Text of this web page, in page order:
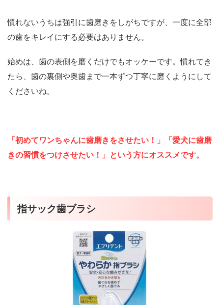
慣れないうちは強引に歯磨きをしがちですが、一度に全部
の歯をキレイにする必要はありません。
始めは、歯の表側を磨くだけでもオッケーです。慣れてき
たら、歯の裏側や奥歯まで一本ずつ丁寧に磨くようにして
くださいね。
「初めてワンちゃんに歯磨きをさせたい！」「愛犬に歯磨
きの習慣をつけさせたい！」という方にオススメです。
指サック歯ブラシ